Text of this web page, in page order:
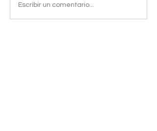
Escribir un comentario...